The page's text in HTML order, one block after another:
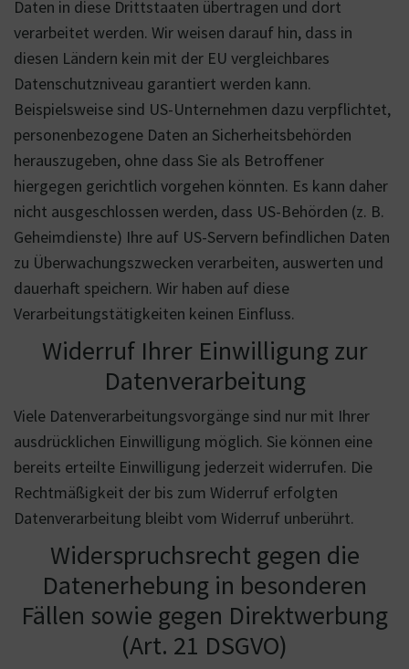
Daten in diese Drittstaaten übertragen und dort
verarbeitet werden. Wir weisen darauf hin, dass in
diesen Ländern kein mit der EU vergleichbares
Datenschutzniveau garantiert werden kann.
Beispielsweise sind US-Unternehmen dazu verpflichtet,
personenbezogene Daten an Sicherheitsbehörden
herauszugeben, ohne dass Sie als Betroffener
hiergegen gerichtlich vorgehen könnten. Es kann daher
nicht ausgeschlossen werden, dass US-Behörden (z. B.
Geheimdienste) Ihre auf US-Servern befindlichen Daten
zu Überwachungszwecken verarbeiten, auswerten und
dauerhaft speichern. Wir haben auf diese
Verarbeitungstätigkeiten keinen Einfluss.
Widerruf Ihrer Einwilligung zur
Datenverarbeitung
Viele Datenverarbeitungsvorgänge sind nur mit Ihrer
ausdrücklichen Einwilligung möglich. Sie können eine
bereits erteilte Einwilligung jederzeit widerrufen. Die
Rechtmäßigkeit der bis zum Widerruf erfolgten
Datenverarbeitung bleibt vom Widerruf unberührt.
Widerspruchsrecht gegen die
Datenerhebung in besonderen
Fällen sowie gegen Direktwerbung
(Art. 21 DSGVO)